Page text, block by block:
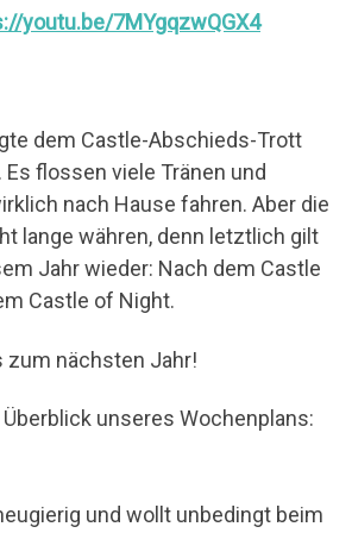
youtu.be/7MYgqzwQGX4
dem Castle-Abschieds-Trott
flossen viele Tränen und
nach Hause fahren. Aber die
lange währen, denn letztlich gilt
Jahr wieder: Nach dem Castle
Castle of Night.
zum nächsten Jahr!
unseres Wochenplans:
und wollt unbedingt beim